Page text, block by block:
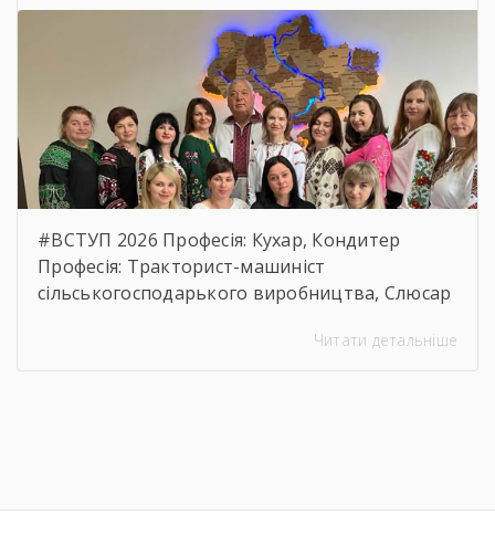
вартості предмета закупівлі.
https://drive.google.com/file/d/
#ВСТУП 2026 Професія: Кухар, Кондитер
Професія: Тракторист-машиніст
сільськогосподарького виробництва, Слюсар
устаткування, водій автотранспортних
Читати детальніше